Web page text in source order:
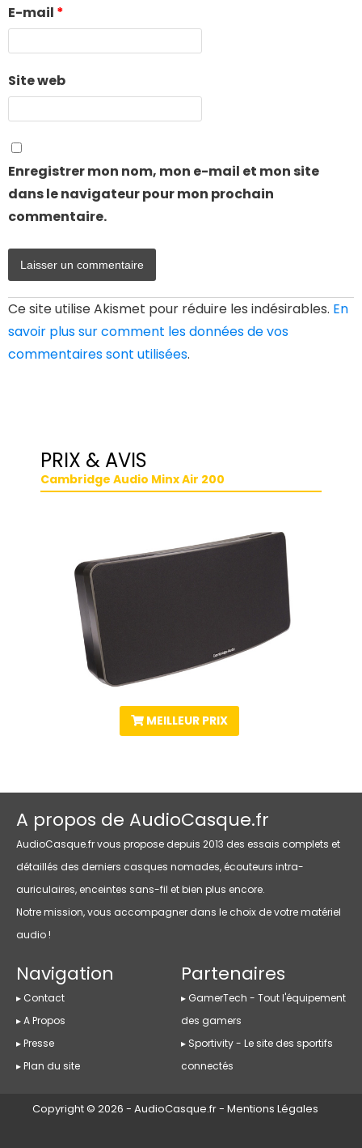
E-mail *
Site web
Enregistrer mon nom, mon e-mail et mon site
dans le navigateur pour mon prochain
commentaire.
Ce site utilise Akismet pour réduire les indésirables. En
savoir plus sur comment les données de vos
commentaires sont utilisées.
PRIX & AVIS
Cambridge Audio Minx Air 200
MEILLEUR PRIX
A propos de AudioCasque.fr
AudioCasque.fr vous propose depuis 2013 des essais complets et
détaillés des derniers casques nomades, écouteurs intra-
auriculaires, enceintes sans-fil et bien plus encore.
Notre mission, vous accompagner dans le choix de votre matériel
audio !
Navigation
Contact
A Propos
Presse
Plan du site
Partenaires
GamerTech - Tout l'équipement
des gamers
Sportivity- Le site des sportifs
connectés
Copyright © 2026 - AudioCasque.fr - Mentions Légales